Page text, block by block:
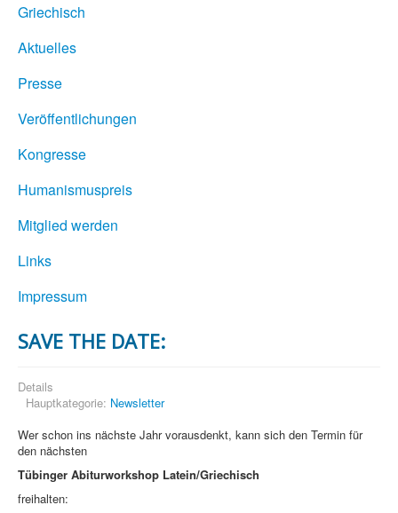
Griechisch
Aktuelles
Presse
Veröffentlichungen
Kongresse
Humanismuspreis
Mitglied werden
Links
Impressum
SAVE THE DATE:
Details
Hauptkategorie: Newsletter
Wer schon ins nächste Jahr vorausdenkt, kann sich den Termin für
den nächsten
Tübinger Abiturworkshop Latein/Griechisch
freihalten: